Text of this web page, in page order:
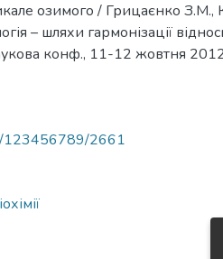
озимого / Грицаєнко З.М.,
– шляхи гармонізації
конф., 11-12 жовтня
123456789/2661